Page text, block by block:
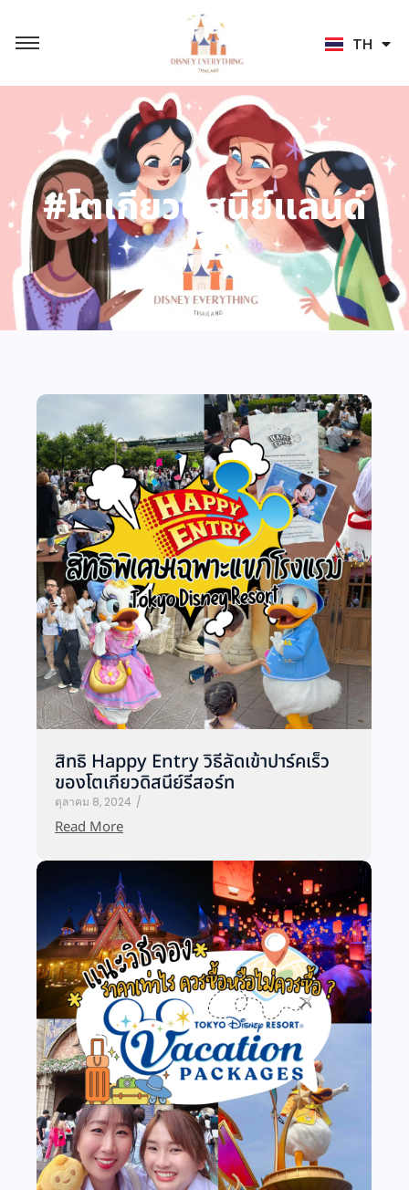
TH
ZH
#โตเกียวดิสนีย์แลนด์
สิทธิ Happy Entry วิธีลัดเข้าปาร์คเร็ว
ของโตเกียวดิสนีย์รีสอร์ท
ตุลาคม 8, 2024 /
Read More